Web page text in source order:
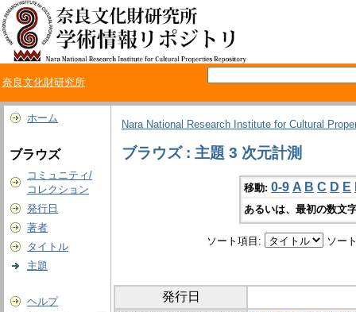
奈良文化財研究所
ホーム
ブラウズ
コミュニティ/
コレクション
発行日
著者
タイトル
主題
ヘルプ
Nara National Research Institute for Cultural
ブラウズ : 主題 3 次元計測
移動: 0-9 A B C D E
あるいは、最初の数文
ソート項目: ソー
発行日